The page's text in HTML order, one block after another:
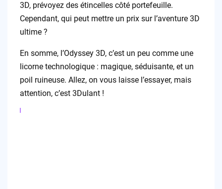
3D, prévoyez des étincelles côté portefeuille.
Cependant, qui peut mettre un prix sur l’aventure 3D
ultime ?
En somme, l’Odyssey 3D, c’est un peu comme une
licorne technologique : magique, séduisante, et un
poil ruineuse. Allez, on vous laisse l’essayer, mais
attention, c’est 3Dulant !